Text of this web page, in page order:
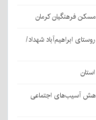
فرهنگیان کرمان
ابراهیم‌آباد شهداد/
آسیب‌های اجتماعی